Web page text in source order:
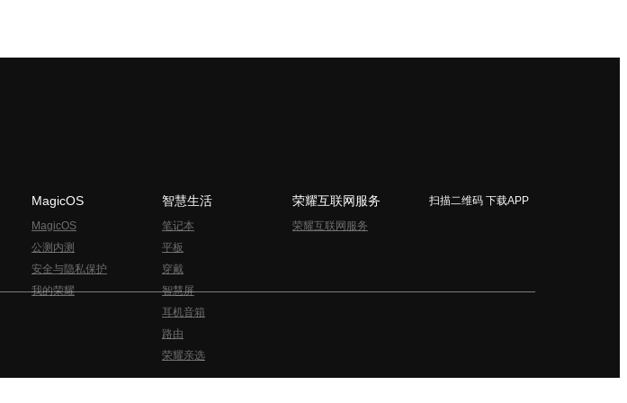
MagicOS
MagicOS
公测内测
安全与隐私保护
我的荣耀
智慧生活
笔记本
平板
穿戴
智慧屏
耳机音箱
路由
荣耀亲选
荣耀互联网服务
荣耀互联网服务
扫描二维码 下载APP